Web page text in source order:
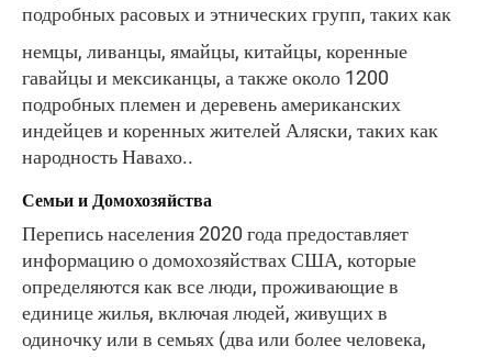
подробных расовых и этнических групп, таких как
немцы, ливанцы, ямайцы, китайцы, коренные
гавайцы и мексиканцы, а также около 1200
подробных племен и деревень американских
индейцев и коренных жителей Аляски, таких как
народность Навахо..
Семьи и Домохозяйства
Перепись населения 2020 года предоставляет
информацию о домохозяйствах США, которые
определяются как все люди, проживающие в
единице жилья, включая людей, живущих в
одиночку или в семьях (два или более человека,